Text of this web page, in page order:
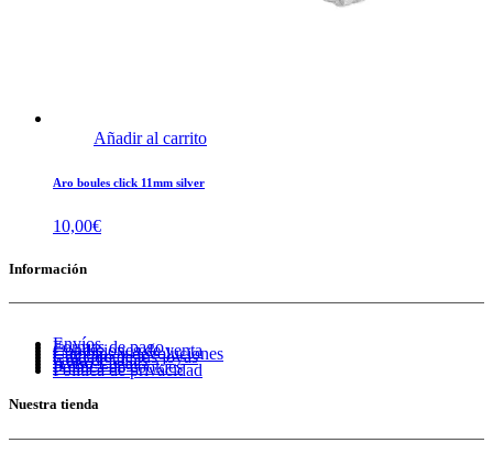
Añadir al carrito
Aro boules click 11mm silver
10,00€
Información
Envíos
Formas de pago
Condiciones de venta
Cambios y devoluciones
Cuidado de tus joyas
Guía de tallas
Aviso Legal
Política de cookies
Política de privacidad
Nuestra tienda